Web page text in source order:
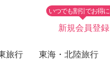
いつでも割引でお得に
新規会員登録
旅行 東海・北陸旅行